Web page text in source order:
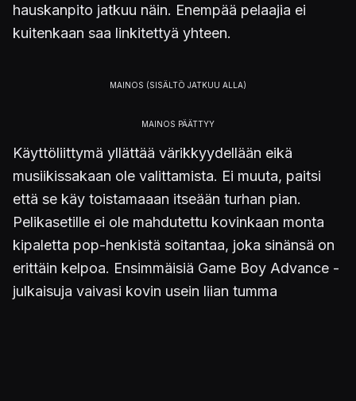
hauskanpito jatkuu näin. Enempää pelaajia ei
kuitenkaan saa linkitettyä yhteen.
Käyttöliittymä yllättää värikkyydellään eikä
musiikissakaan ole valittamista. Ei muuta, paitsi
että se käy toistamaaan itseään turhan pian.
Pelikasetille ei ole mahdutettu kovinkaan monta
kipaletta pop-henkistä soitantaa, joka sinänsä on
erittäin kelpoa. Ensimmäisiä Game Boy Advance -
julkaisuja vaivasi kovin usein liian tumma